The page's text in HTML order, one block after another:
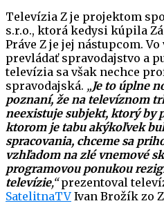
Televízia Z je projektom
s.r.o., ktorá kedysi kúpila
Práve Z je jej nástupcom.
prevládať spravodajstvo a
televízia sa však nechce
spravodajská. „Je to úplne
poznaní, že na televíznom
neexistuje subjekt, ktorý by
ktorom je tabu akýkoľvek
spracovania, chceme sa
vzhľadom na zlé vnemové
programovou ponukou
televízie,“prezentoval
SatelitnaTV Ivan Brožík zo